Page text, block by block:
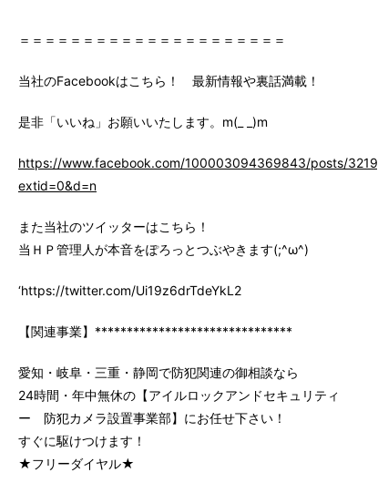
＝＝＝＝＝＝＝＝＝＝＝＝＝＝＝＝＝＝＝＝＝
当社のFacebookはこちら！ 最新情報や裏話満載！
是非「いいね」お願いいたします。m(_ _)m
https://www.facebook.com/100003094369843/posts/
extid=0&d=n
また当社のツイッターはこちら！
当ＨＰ管理人が本音をぽろっとつぶやきます(;^ω^)
‘https://twitter.com/Ui19z6drTdeYkL2
【関連事業】*******************************
愛知・岐阜・三重・静岡で防犯関連の御相談なら
24時間・年中無休の【アイルロックアンドセキュリティ
ー 防犯カメラ設置事業部】にお任せ下さい！
すぐに駆けつけます！
★フリーダイヤル★